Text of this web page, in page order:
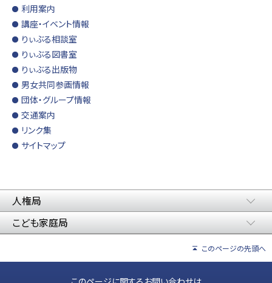
利用案内
講座・イベント情報
りぃぶる相談室
りぃぶる図書室
りぃぶる出版物
男女共同参画情報
団体・グループ情報
交通案内
リンク集
サイトマップ
人権局
こども家庭局
このページの先頭へ